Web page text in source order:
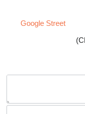
Google Street